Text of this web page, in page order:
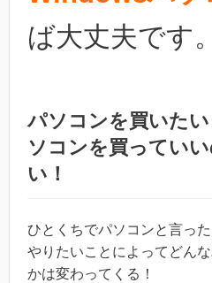
ば大丈夫です。
パソコンを買いた
ソコンを買ってい
い！
ひとくちでパソコンと言った
やりたいことによってどん
かは変わってくる！